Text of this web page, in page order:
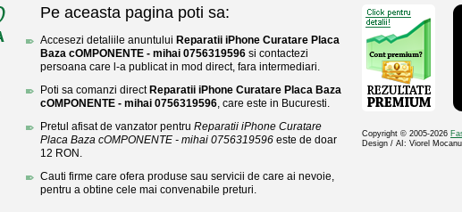
Pe aceasta pagina poti sa:
Accesezi detaliile anuntului Reparatii iPhone Curatare Placa
Baza cOMPONENTE - mihai 0756319596 si contactezi
persoana care l-a publicat in mod direct, fara intermediari.
Poti sa comanzi direct Reparatii iPhone Curatare Placa Baza
cOMPONENTE - mihai 0756319596, care este in Bucuresti.
Pretul afisat de vanzator pentru Reparatii iPhone Curatare
Placa Baza cOMPONENTE - mihai 0756319596 este de doar
12 RON.
Cauti firme care ofera produse sau servicii de care ai nevoie,
pentru a obtine cele mai convenabile preturi.
Copyright © 2005-2026
Design / AI: Viorel